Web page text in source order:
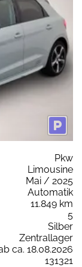
Pkw
Limousine
Mai / 2025
Automatik
11.849 km
5
Silber
Zentrallager
ca. 18.08.2026
131321